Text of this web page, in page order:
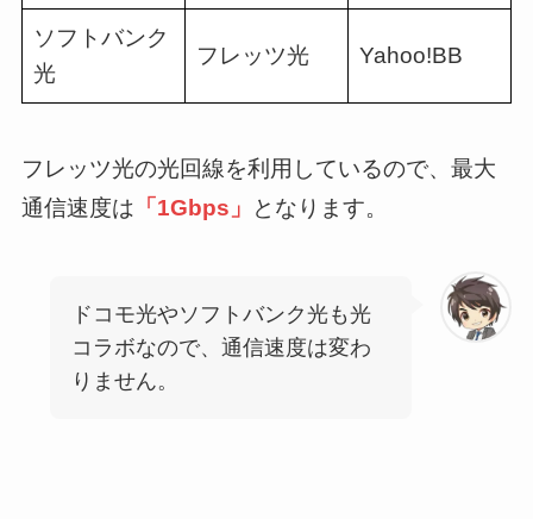
ソフトバンク
光
フレッツ光 Yahoo!BB
フレッツ光の光回線を利用しているので、最大
通信速度は 「1Gbps」 となります。
ドコモ光やソフトバンク光も光
コラボなので、通信速度は変わ
りません。